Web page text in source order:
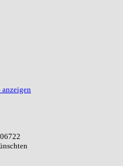
anzeigen